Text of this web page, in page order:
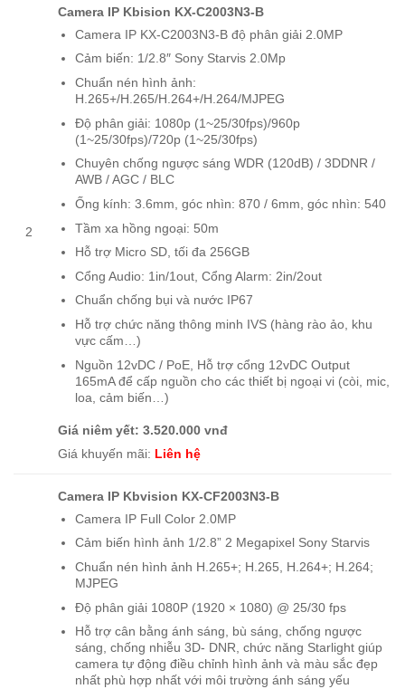
2
Camera IP Kbision KX-C2003N3-B
Camera IP KX-C2003N3-B độ phân giải 2.0MP
Cảm biến: 1/2.8″ Sony Starvis 2.0Mp
Chuẩn nén hình ảnh:
H.265+/H.265/H.264+/H.264/MJPEG
Độ phân giải: 1080p (1~25/30fps)/960p
(1~25/30fps)/720p (1~25/30fps)
Chuyên chống ngược sáng WDR (120dB) / 3DDNR /
AWB / AGC / BLC
Ống kính: 3.6mm, góc nhìn: 870 / 6mm, góc nhìn: 540
Tầm xa hồng ngoại: 50m
Hỗ trợ Micro SD, tối đa 256GB
Cổng Audio: 1in/1out, Cổng Alarm: 2in/2out
Chuẩn chống bụi và nước IP67
Hỗ trợ chức năng thông minh IVS (hàng rào ảo, khu
vực cấm…)
Nguồn 12vDC / PoE, Hỗ trợ cổng 12vDC Output
165mA để cấp nguồn cho các thiết bị ngoại vi (còi, mic,
loa, cảm biến…)
Giá niêm yết: 3.520.000 vnđ
Giá khuyến mãi: Liên hệ
Camera IP Kbvision KX-CF2003N3-B
Camera IP Full Color 2.0MP
Cảm biến hình ảnh 1/2.8” 2 Megapixel Sony Starvis
Chuẩn nén hình ảnh H.265+; H.265, H.264+; H.264;
MJPEG
Độ phân giải 1080P (1920 × 1080) @ 25/30 fps
Hỗ trợ cân bằng ánh sáng, bù sáng, chống ngược
sáng, chống nhiễu 3D- DNR, chức năng Starlight giúp
camera tự động điều chỉnh hình ảnh và màu sắc đẹp
nhất phù hợp nhất với môi trường ánh sáng yếu